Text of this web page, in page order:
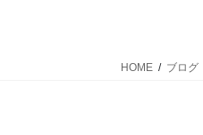
HOME ブログ